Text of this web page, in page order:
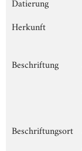
Herkunft
Beschriftung
Beschriftungsort